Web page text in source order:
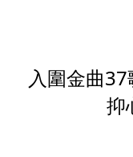
入圍金曲
抑